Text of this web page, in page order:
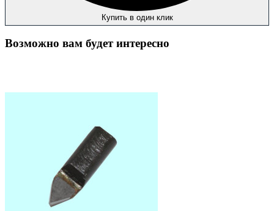
Купить в один клик
Возможно вам будет интересно